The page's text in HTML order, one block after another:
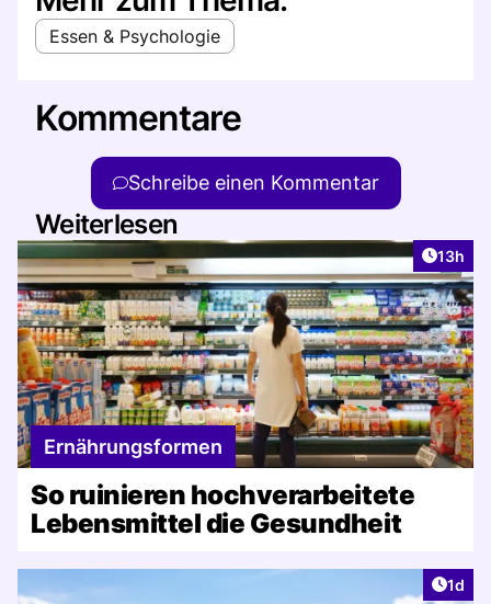
Essen & Psychologie
Kommentare
Schreibe einen Kommentar
Weiterlesen
Artikel
13h
Ernährungsformen
So ruinieren hochverarbeitete
Lebensmittel die Gesundheit
1d